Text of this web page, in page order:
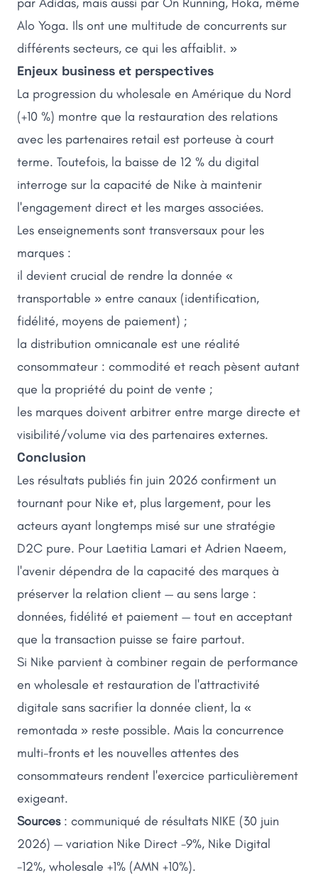
Alo Yoga. Ils ont une multitude de concurrents sur
différents secteurs, ce qui les affaiblit. »
Enjeux business et perspectives
La progression du wholesale en Amérique du Nord
(+10 %) montre que la restauration des relations
avec les partenaires retail est porteuse à court
terme. Toutefois, la baisse de 12 % du digital
interroge sur la capacité de Nike à maintenir
l'engagement direct et les marges associées.
Les enseignements sont transversaux pour les
marques :
il devient crucial de rendre la donnée «
transportable » entre canaux (identification,
fidélité, moyens de paiement) ;
la distribution omnicanale est une réalité
consommateur : commodité et reach pèsent autant
que la propriété du point de vente ;
les marques doivent arbitrer entre marge directe et
visibilité/volume via des partenaires externes.
Conclusion
Les résultats publiés fin juin 2026 confirment un
tournant pour Nike et, plus largement, pour les
acteurs ayant longtemps misé sur une stratégie
D2C pure. Pour Laetitia Lamari et Adrien Naeem,
l'avenir dépendra de la capacité des marques à
préserver la relation client — au sens large :
données, fidélité et paiement — tout en acceptant
que la transaction puisse se faire partout.
Si Nike parvient à combiner regain de performance
en wholesale et restauration de l'attractivité
digitale sans sacrifier la donnée client, la «
remontada » reste possible. Mais la concurrence
multi-fronts et les nouvelles attentes des
consommateurs rendent l'exercice particulièrement
exigeant.
Sources: communiqué de résultats NIKE (30 juin
2026) — variation Nike Direct -9%, Nike Digital
-12%, wholesale +1% (AMN +10%).